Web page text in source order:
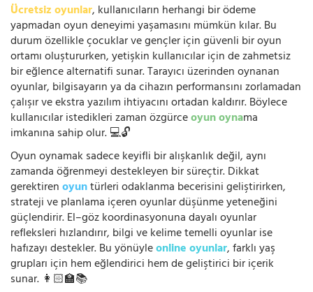
Ücretsiz oyunlar, kullanıcıların herhangi bir ödeme
yapmadan oyun deneyimi yaşamasını mümkün kılar. Bu
durum özellikle çocuklar ve gençler için güvenli bir oyun
ortamı oluştururken, yetişkin kullanıcılar için de zahmetsiz
bir eğlence alternatifi sunar. Tarayıcı üzerinden oynanan
oyunlar, bilgisayarın ya da cihazın performansını zorlamadan
çalışır ve ekstra yazılım ihtiyacını ortadan kaldırır. Böylece
kullanıcılar istedikleri zaman özgürceoyun oynama
imkanına sahip olur. 💻🔓
Oyun oynamak sadece keyifli bir alışkanlık değil, aynı
zamanda öğrenmeyi destekleyen bir süreçtir. Dikkat
gerektirenoyuntürleri odaklanma becerisini geliştirirken,
strateji ve planlama içeren oyunlar düşünme yeteneğini
güçlendirir. El–göz koordinasyonuna dayalı oyunlar
refleksleri hızlandırır, bilgi ve kelime temelli oyunlar ise
hafızayı destekler. Bu yönüyleonline oyunlar, farklı yaş
grupları için hem eğlendirici hem de geliştirici bir içerik
sunar. 👩🏻‍🏫📚